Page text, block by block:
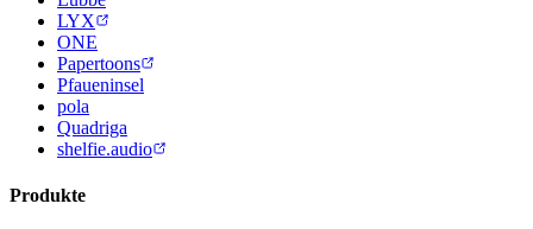
LYX
ONE
Papertoons
Pfaueninsel
pola
Quadriga
shelfie.audio
Produkte